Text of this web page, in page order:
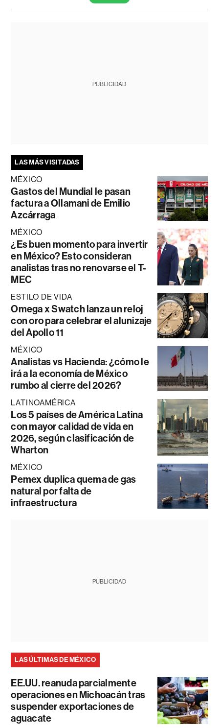
PUBLICIDAD
LAS MÁS VISITADAS
MÉXICO
Gastos del Mundial le pasan
factura a Ollamani de Emilio
Azcárraga
MÉXICO
¿Es buen momento para invertir
en México? Esto consideran
analistas tras no renovarse el T-
MEC
ESTILO DE VIDA
Omega x Swatch lanza un reloj
con oro para celebrar el alunizaje
del Apollo 11
MÉXICO
Analistas vs Hacienda: ¿cómo le
irá a la economía de México
rumbo al cierre del 2026?
LATINOAMÉRICA
Los 5 países de América Latina
con mayor calidad de vida en
2026, según clasificación de
Wharton
MÉXICO
Pemex duplica quema de gas
natural por falta de
infraestructura
PUBLICIDAD
LAS ÚLTIMAS DE MÉXICO
EE.UU. reanuda parcialmente
operaciones en Michoacán tras
suspender exportaciones de
aguacate